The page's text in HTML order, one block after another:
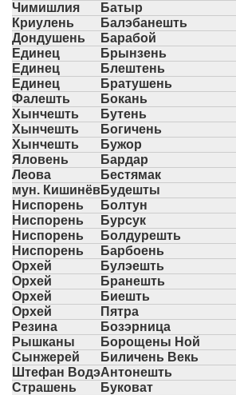
Чимишлия
Батыр
Криулень
Балэбанешть
Дондушень
Барабой
Единец
Брынзень
Единец
Блештень
Единец
Братушень
Фалешть
Бокань
Хынчешть
Бутень
Хынчешть
Богичень
Хынчешть
Бужор
Яловень
Бардар
Леова
Бестямак
мун. КишинёвБудешты
Ниспорень
Болтун
Ниспорень
Бурсук
Ниспорень
Болдурешть
Ниспорень
Барбоень
Орхей
Булэешть
Орхей
Бранешть
Орхей
Биешть
Орхей
Пятра
Резина
Бозэрница
Рышканы
Борощены Ной
Сынжерей
Биличень Векь
Штефан ВодэАнтонешть
Страшень
Буковат